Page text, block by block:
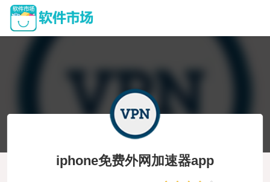
iphone免费外网加速器app